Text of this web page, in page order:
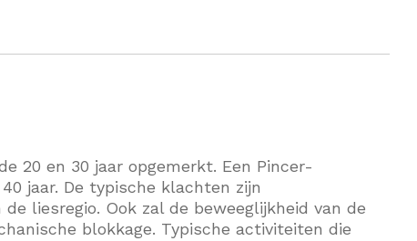
20 en 30 jaar opgemerkt. Een Pincer-
jaar. De typische klachten zijn
liesregio. Ook zal de beweeglijkheid van de
blokkage. Typische activiteiten die